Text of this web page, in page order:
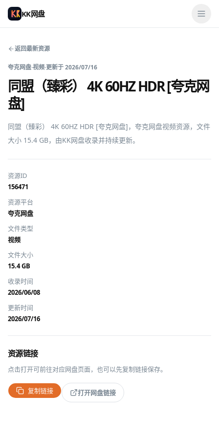
KK网盘
返回最新资源
夸克网盘·视频·更新于2026/07/16
同盟（臻彩） 4K 60HZ HDR [夸克网
盘]
同盟（臻彩） 4K 60HZ HDR [夸克网盘]，夸克网盘视频资源，文件
大小 15.4 GB，由KK网盘收录并持续更新。
资源ID
156471
资源平台
夸克网盘
文件类型
视频
文件大小
15.4 GB
收录时间
2026/06/08
更新时间
2026/07/16
资源链接
点击打开可前往对应网盘页面，也可以先复制链接保存。
复制链接 打开网盘链接